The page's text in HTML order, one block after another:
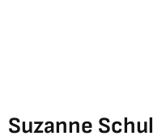
Suzanne